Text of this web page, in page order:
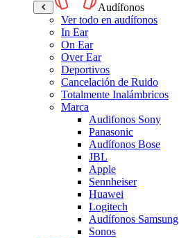
Audífonos
Ver todo en audífonos
In Ear
On Ear
Over Ear
Deportivos
Cancelación de Ruido
Totalmente Inalámbricos
Marca
Audifonos Sony
Panasonic
Audífonos Bose
JBL
Apple
Sennheiser
Huawei
Logitech
Audífonos Samsung
Sonos